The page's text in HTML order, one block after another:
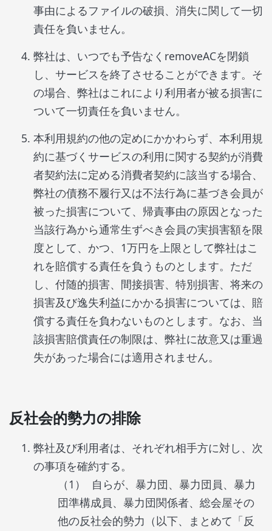
事由によるファイルの破損、消失に関して一切
責任を負いません。
弊社は、いつでも予告なくremoveACを閉鎖
し、サービスを終了させることができます。そ
の場合、弊社はこれにより利用者が被る損害に
ついて一切責任を負いません。
本利用規約の他の定めにかかわらず、本利用規
約に基づくサービスの利用に関する契約が消費
者契約法に定める消費者契約に該当する場合、
弊社の債務不履行又は不法行為に基づき会員が
被った損害について、帰責事由の原因となった
当該行為から通常生ずべき会員の実損害額を限
度として、かつ、1万円を上限として弊社はこ
れを賠償する責任を負うものとします。ただ
し、付随的損害、間接損害、特別損害、将来の
損害及び逸失利益にかかる損害については、賠
償する責任を負わないものとします。なお、当
該損害賠償責任の制限は、弊社に故意又は重過
失があった場合には適用されません。
反社会的勢力の排除
弊社及び利用者は、それぞれ相手方に対し、次
の事項を確約する。
自らが、暴力団、暴力団員、暴力
団準構成員、暴力団関係者、総会屋その
他の反社会的勢力（以下、まとめて「反